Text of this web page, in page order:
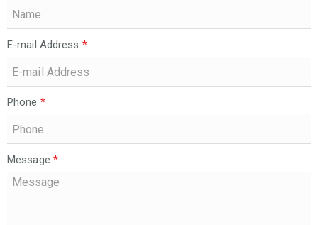
E-mail Address *
Phone *
Message *